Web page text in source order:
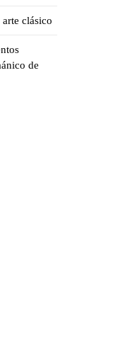
clásico
de